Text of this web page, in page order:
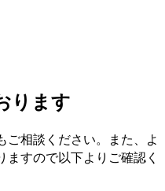
ります
ご相談ください。また、よ
ますので以下よりご確認く